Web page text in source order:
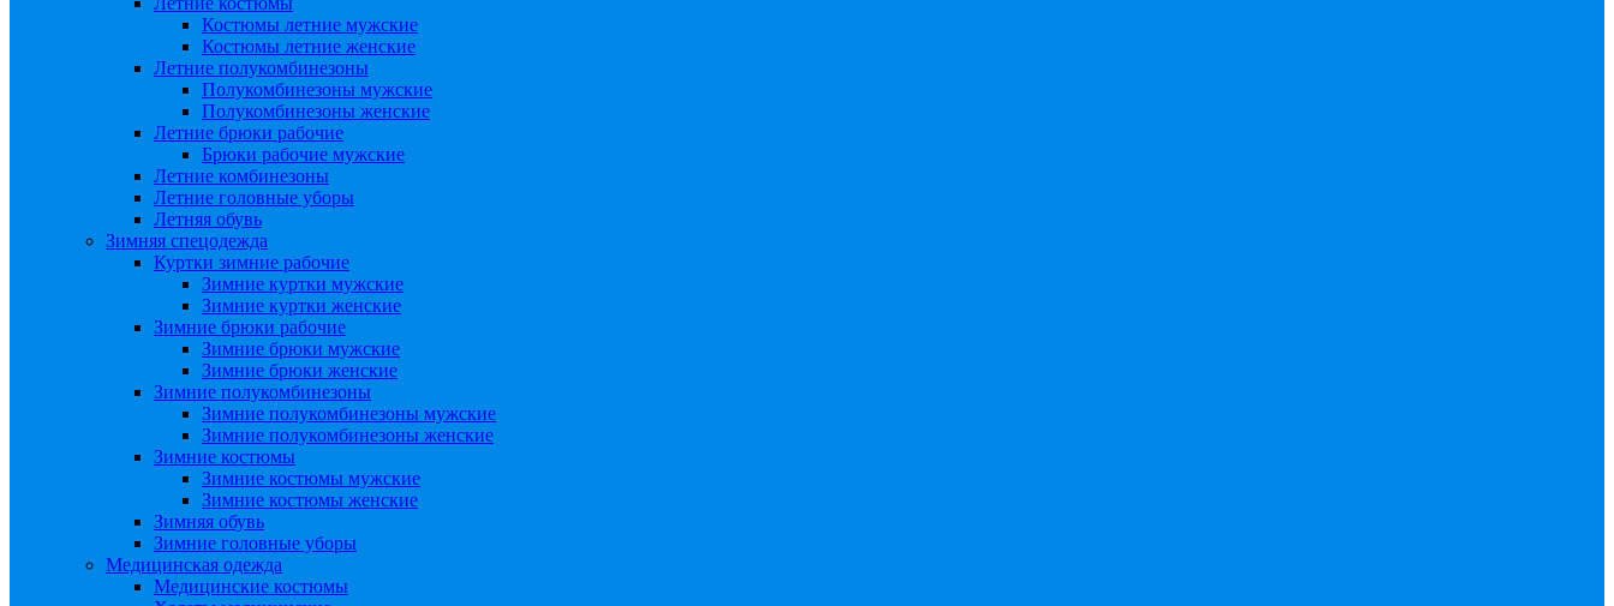
Костюмы летние мужские
Костюмы летние женские
Летние полукомбинезоны
Полукомбинезоны мужские
Полукомбинезоны женские
Летние брюки рабочие
Брюки рабочие мужские
Летние комбинезоны
Летние головные уборы
Летняя обувь
Зимняя спецодежда
Куртки зимние рабочие
Зимние куртки мужские
Зимние куртки женские
Зимние брюки рабочие
Зимние брюки мужские
Зимние брюки женские
Зимние полукомбинезоны
Зимние полукомбинезоны мужские
Зимние полукомбинезоны женские
Зимние костюмы
Зимние костюмы мужские
Зимние костюмы женские
Зимняя обувь
Зимние головные уборы
Медицинская одежда
Медицинские костюмы